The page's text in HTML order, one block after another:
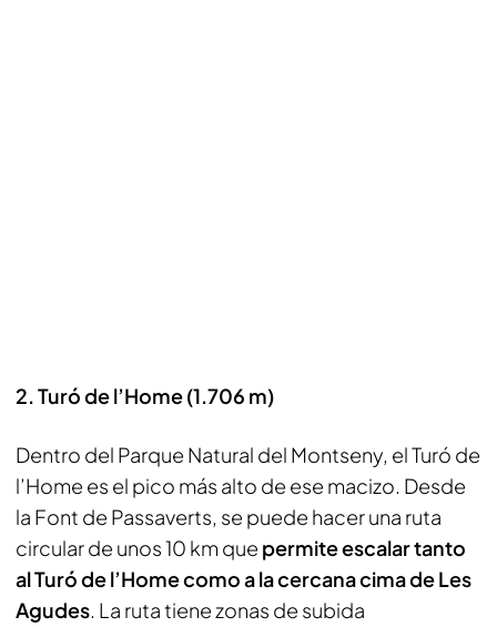
2. Turó de l’Home (1.706 m)
Dentro del Parque Natural del Montseny, el Turó de
l’Home es el pico más alto de ese macizo. Desde
la Font de Passaverts, se puede hacer una ruta
circular de unos 10 km que permite escalar tanto
al Turó de l’Home como a la cercana cima de Les
Agudes. La ruta tiene zonas de subida